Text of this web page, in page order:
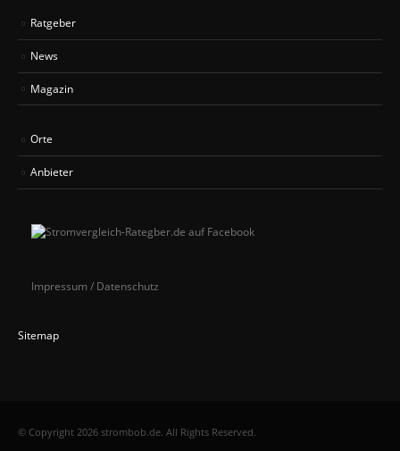
Ratgeber
News
Magazin
Orte
Anbieter
Impressum / Datenschutz
Sitemap
© Copyright 2026 strombob.de. All Rights Reserved.